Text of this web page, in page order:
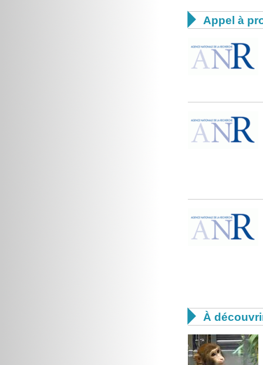
 Appel à
 À